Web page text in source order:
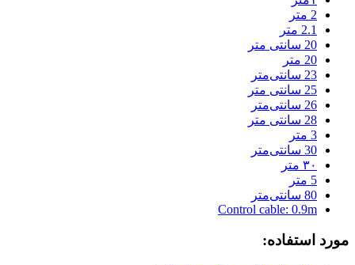
2 متر
2.1 متر
20 سانتی متر
20 متر
23 سانتی‌متر
25 سانتی متر
26 سانتی‌متر
28 سانتی متر
3 متر
30 سانتی‌متر
۳۰ متر
5 متر
80 سانتی‌متر
Control cable: 0.9m
مورد استفاده: